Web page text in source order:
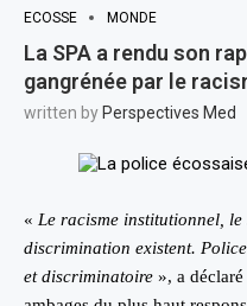
ECOSSE MONDE
La SPA a rendu son
gangrénée par le
written by Perspectives Med
« Le racisme institutionnel,
discrimination existent.
et discriminatoire », a